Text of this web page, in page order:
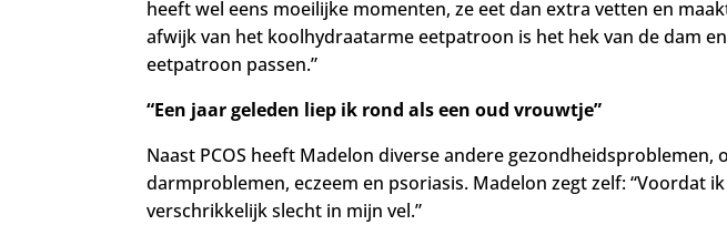
heeft wel eens moeilijke momenten, ze eet dan extra vetten en
afwijk van het koolhydraatarme eetpatroon is het hek van de dam
eetpatroon passen.”
“Een jaar geleden liep ik rond als een oud vrouwtje”
Naast PCOS heeft Madelon diverse andere
darmproblemen, eczeem en psoriasis. Madelon zegt zelf:
verschrikkelijk slecht in mijn vel.”